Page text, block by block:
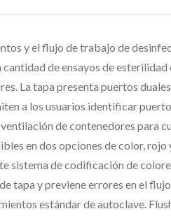
y el flujo de trabajo de
de ensayos de esterilidad
La tapa presenta puertos
a los usuarios identificar
de contenedores para
en dos opciones de color, rojo
sistema de codificación de
tapa y previene errores en el
estándar de autoclave.